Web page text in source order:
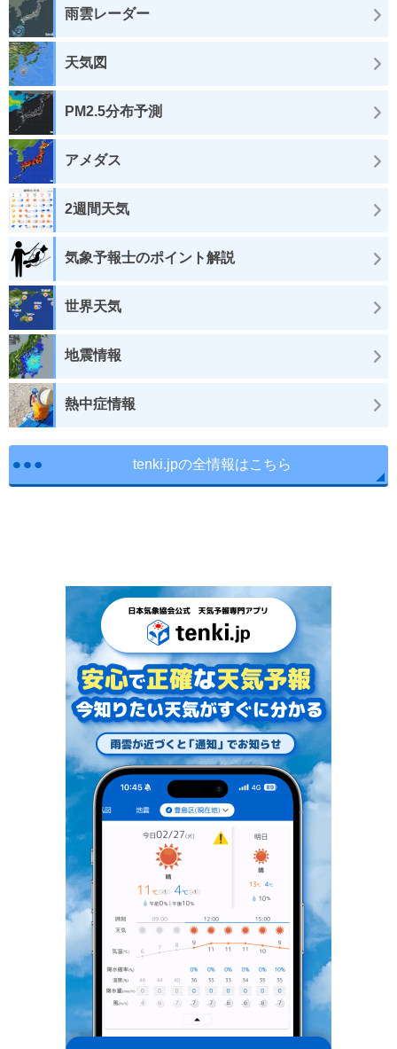
雨雲レーダー
天気図
PM2.5分布予測
アメダス
2週間天気
気象予報士のポイント解説
世界天気
地震情報
熱中症情報
tenki.jpの全情報はこちら